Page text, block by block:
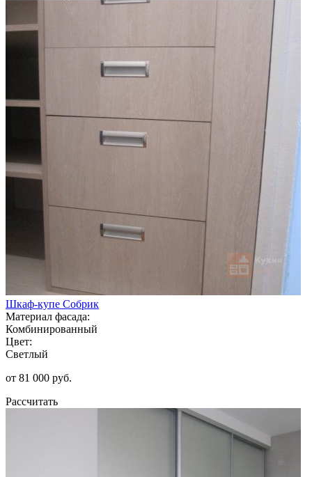
Шкаф-купе Собрик
Материал фасада:
Комбинированный
Цвет:
Светлый
от 81 000 руб.
Рассчитать